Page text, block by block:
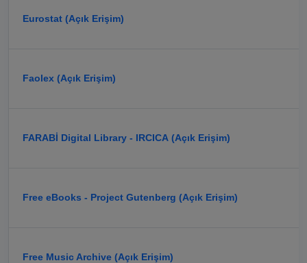
Eurostat (Açık Erişim)
Faolex (Açık Erişim)
FARABİ Digital Library - IRCICA (Açık Erişim)
Free eBooks - Project Gutenberg (Açık Erişim)
Free Music Archive (Açık Erişim)